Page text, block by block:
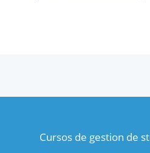
Cursos de gestion de